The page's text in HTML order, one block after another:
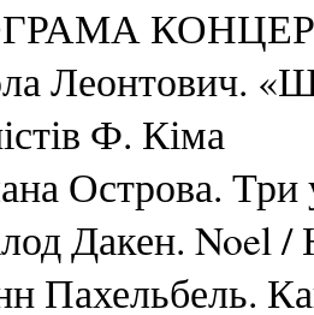
Леонтович.
Ф. Кіма
Острова. Три
Дакен. Noel /
Пахельбель.